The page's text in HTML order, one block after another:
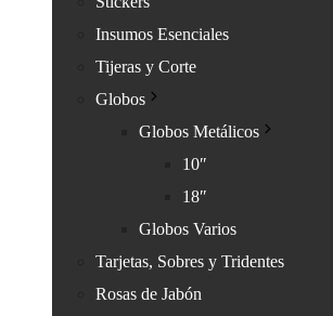
Insumos Esenciales
Tijeras y Corte
Globos
Globos Metálicos
10″
18″
Globos Varios
Tarjetas, Sobres y Tridentes
Rosas de Jabón